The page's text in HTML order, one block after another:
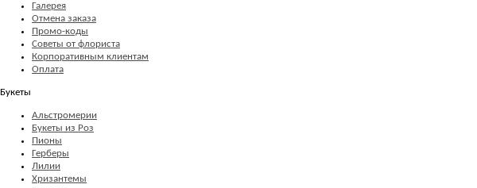
Галерея
Отмена заказа
Промо-коды
Советы от флориста
Корпоративным клиентам
Оплата
Букеты
Альстромерии
Букеты из Роз
Пионы
Герберы
Лилии
Хризантемы